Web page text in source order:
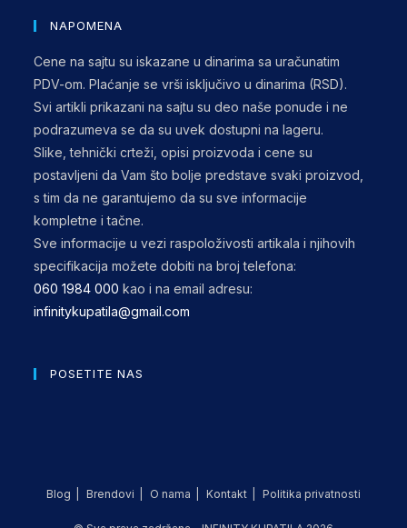
in
application
NAPOMENA
Cene na sajtu su iskazane u dinarima sa uračunatim
PDV-om. Plaćanje se vrši isključivo u dinarima (RSD).
Svi artikli prikazani na sajtu su deo naše ponude i ne
podrazumeva se da su uvek dostupni na lageru.
Slike, tehnički crteži, opisi proizvoda i cene su
postavljeni da Vam što bolje predstave svaki proizvod,
s tim da ne garantujemo da su sve informacije
kompletne i tačne.
Sve informacije u vezi raspoloživosti artikala i njihovih
specifikacija možete dobiti na broj telefona:
060 1984 000 kao i na email adresu:
infinitykupatila@gmail.com
POSETITE NAS
Blog Brendovi O nama Kontakt Politika privatnosti